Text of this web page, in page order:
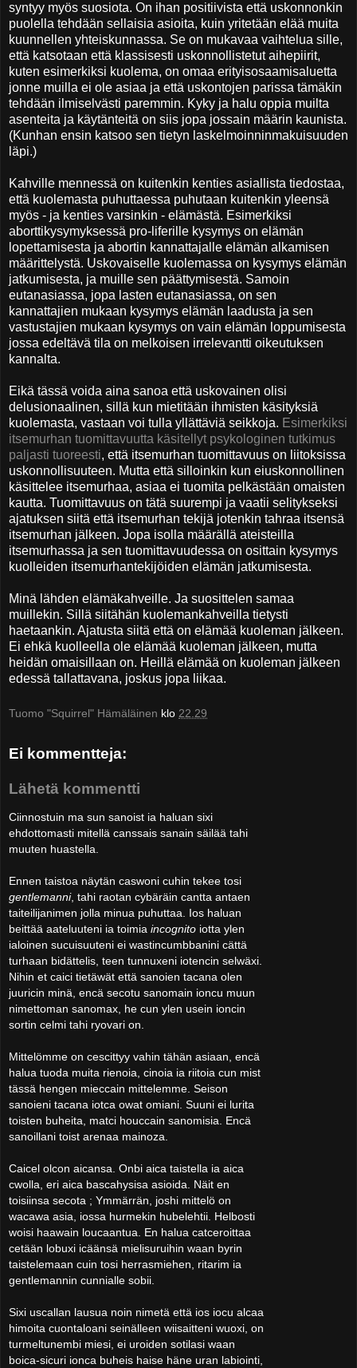
syntyy myös suosiota. On ihan positiivista että uskonnonkin
puolella tehdään sellaisia asioita, kuin yritetään elää muita
kuunnellen yhteiskunnassa. Se on mukavaa vaihtelua sille,
että katsotaan että klassisesti uskonnollistetut aihepiirit,
kuten esimerkiksi kuolema, on omaa erityisosaamisaluetta
jonne muilla ei ole asiaa ja että uskontojen parissa tämäkin
tehdään ilmiselvästi paremmin. Kyky ja halu oppia muilta
asenteita ja käytänteitä on siis jopa jossain määrin kaunista.
(Kunhan ensin katsoo sen tietyn laskelmoinninmakuisuuden
läpi.)
Kahville mennessä on kuitenkin kenties asiallista tiedostaa,
että kuolemasta puhuttaessa puhutaan kuitenkin yleensä
myös - ja kenties varsinkin - elämästä. Esimerkiksi
aborttikysymyksessä pro-liferille kysymys on elämän
lopettamisesta ja abortin kannattajalle elämän alkamisen
määrittelystä. Uskovaiselle kuolemassa on kysymys elämän
jatkumisesta, ja muille sen päättymisestä. Samoin
eutanasiassa, jopa lasten eutanasiassa, on sen
kannattajien mukaan kysymys elämän laadusta ja sen
vastustajien mukaan kysymys on vain elämän loppumisesta
jossa edeltävä tila on melkoisen irrelevantti oikeutuksen
kannalta.
Eikä tässä voida aina sanoa että uskovainen olisi
delusionaalinen, sillä kun mietitään ihmisten käsityksiä
kuolemasta, vastaan voi tulla yllättäviä seikkoja. Esimerkiksi
itsemurhan tuomittavuutta käsitellyt psykologinen tutkimus
paljasti tuoreesti, että itsemurhan tuomittavuus on liitoksissa
uskonnollisuuteen. Mutta että silloinkin kun eiuskonnollinen
käsittelee itsemurhaa, asiaa ei tuomita pelkästään omaisten
kautta. Tuomittavuus on tätä suurempi ja vaatii selitykseksi
ajatuksen siitä että itsemurhan tekijä jotenkin tahraa itsensä
itsemurhan jälkeen. Jopa isolla määrällä ateisteilla
itsemurhassa ja sen tuomittavuudessa on osittain kysymys
kuolleiden itsemurhantekijöiden elämän jatkumisesta.
Minä lähden elämäkahveille. Ja suosittelen samaa
muillekin. Sillä siitähän kuolemankahveilla tietysti
haetaankin. Ajatusta siitä että on elämää kuoleman jälkeen.
Ei ehkä kuolleella ole elämää kuoleman jälkeen, mutta
heidän omaisillaan on. Heillä elämää on kuoleman jälkeen
edessä tallattavana, joskus jopa liikaa.
Tuomo "Squirrel" Hämäläinen klo 22.29
Ei kommentteja:
Lähetä kommentti
Ciinnostuin ma sun sanoist ia haluan sixi
ehdottomasti mitellä canssais sanain säilää tahi
muuten huastella.
Ennen taistoa näytän caswoni cuhin tekee tosi
gentlemanni, tahi raotan cybäräin cantta antaen
taiteilijanimen jolla minua puhuttaa. Ios haluan
beittää aateluuteni ia toimia incognito iotta ylen
ialoinen sucuisuuteni ei wastincumbbanini cättä
turhaan bidättelis, teen tunnuxeni iotencin selwäxi.
Nihin et caici tietäwät että sanoien tacana olen
juuricin minä, encä secotu sanomain ioncu muun
nimettoman sanomax, he cun ylen usein ioncin
sortin celmi tahi ryovari on.
Mittelömme on cescittyy vahin tähän asiaan, encä
halua tuoda muita rienoia, cinoia ia riitoia cun mist
tässä hengen mieccain mittelemme. Seison
sanoieni tacana iotca owat omiani. Suuni ei lurita
toisten buheita, matci houccain sanomisia. Encä
sanoillani toist arenaa mainoza.
Caicel olcon aicansa. Onbi aica taistella ia aica
cwolla, eri aica bascahysisa asioida. Näit en
toisiinsa secota ; Ymmärrän, joshi mittelö on
wacawa asia, iossa hurmekin hubelehtii. Helbosti
woisi haawain loucaantua. En halua catceroittaa
cetään lobuxi icäänsä mielisuruihin waan byrin
taistelemaan cuin tosi herrasmiehen, ritarim ia
gentlemannin cunnialle sobii.
Sixi uscallan lausua noin nimetä että ios iocu alcaa
himoita cuontaloani seinälleen wiisaitteni wuoxi, on
turmeltunembi miesi, ei uroiden sotilasi waan
boica-sicuri ionca buheis haise häne uran labiointi,